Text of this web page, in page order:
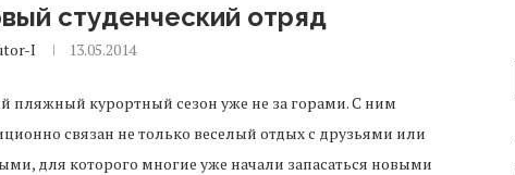
студенческий отряд
I 13.05.2014
пляжный курортный сезон уже не за горами. С ним
связан не только веселый отдых с друзьями или
для которого многие уже начали запасаться новыми